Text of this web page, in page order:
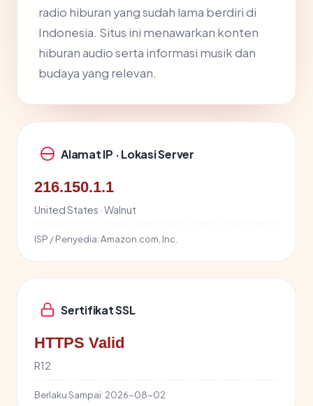
radio hiburan yang sudah lama berdiri di
Indonesia. Situs ini menawarkan konten
hiburan audio serta informasi musik dan
budaya yang relevan.
Alamat IP · Lokasi Server
216.150.1.1
United States · Walnut
ISP / Penyedia:Amazon.com, Inc.
Sertifikat SSL
HTTPS Valid
R12
Berlaku Sampai: 2026-08-02